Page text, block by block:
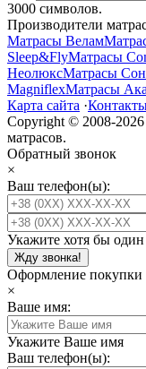
3000 символов.
Производители
Матрасы Велам
Sleep&FlyМатрасы
НеолюксМатрасы
MagniflexМатрасы
Карта сайта ·
Copyright © 2008-
матрасов.
Обратный звонок
×
Ваш телефон(ы):
Укажите хотя бы один
Жду звонка!
Оформление покупки
×
Ваше имя:
Укажите Ваше имя
Ваш телефон(ы):